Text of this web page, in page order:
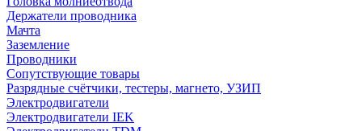
Держатели проводника
Мачта
Заземление
Проводники
Сопутствующие товары
Разрядные счётчики, тестеры, магнето, УЗИП
Электродвигатели
Электродвигатели IEK